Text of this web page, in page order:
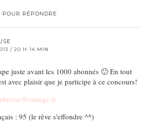
RÉPONDRE
/ 20 H 14 MIN
juste avant les 1000 abonnés 🙂 En tout
avec plaisir que je participe à ce concours!
: 95 (le rêve s'effondre ^^)